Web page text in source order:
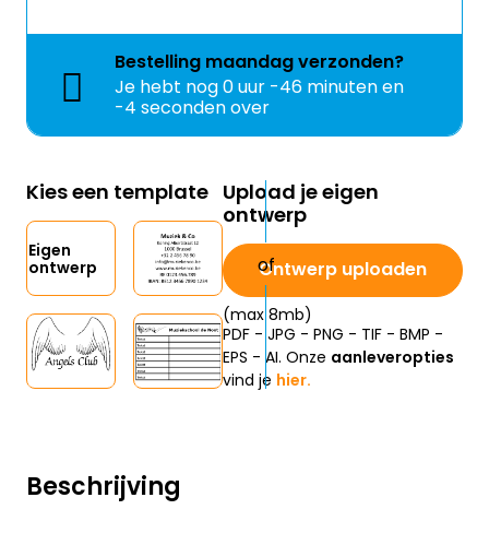
Beschrijving
Bestelling maandagverzonden?
Je hebt nog0 uur -46 minuten en
-5 seconden over
Kies een template
Eigen
ontwerp
Upload je eigen
ontwerp
Ontwerp uploaden
(max 8mb)
PDF - JPG - PNG - TIF - BMP -
EPS - AI. Onze aanleveropties
vind je hier.